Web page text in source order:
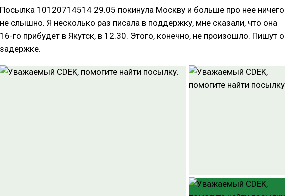
Посылка 10120714514 29.05 покинула Москву и больше про нее ничего
не слышно. Я несколько раз писала в поддержку, мне сказали, что она
16-го прибудет в Якутск, в 12.30. Этого, конечно, не произошло. Пишут о
задержке.